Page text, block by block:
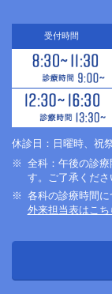
受付時間
休診日：日曜時、祝
全科：午後の診
す。ご了承くださ
各科の診療時間に
外来担当表はこち